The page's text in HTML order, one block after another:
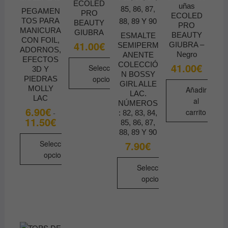
de
producto
PEGAMEN
TOS PARA
MANICURA
CON FOIL,
ADORNOS,
EFECTOS
3D Y
PIEDRAS
MOLLY
LAC
6.90€ -
11.50€Rango
de
precios:
desde
6.90€
hasta
11.50€
Seleccionar
opciones
ECOLED
PRO
BEAUTY
GIUBRA
41.00€
Seleccionar
opciones
ESMALTE
SEMIPERM
ANENTE
COLECCIÓ
N BOSSY
GIRL ALLE
LAC.
NÚMEROS
: 82, 83, 84,
85, 86, 87,
88, 89 Y 90
7.90€
Seleccionar
opciones
uñas
ECOLED
PRO
BEAUTY
GIUBRA –
Negro
41.00€
Añadir
al
carrito